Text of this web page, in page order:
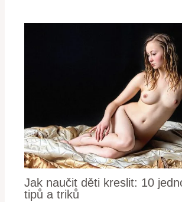
Jak naučit děti kreslit: 10
tipů a triků